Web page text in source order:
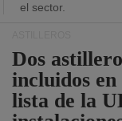
el sector.
Dos
incluidos
lista de la